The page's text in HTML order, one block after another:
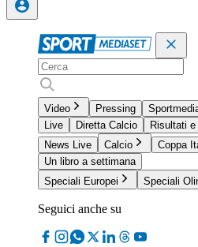
Video Pressing
Live
Diretta Calcio
Risultati
News Live
Calcio Coppa
Un libro a settimana
Speciali Europei
Speciali
Seguici anche su